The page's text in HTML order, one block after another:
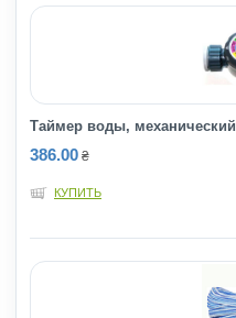
Таймер воды, механический
386.00 ₴
КУПИТЬ